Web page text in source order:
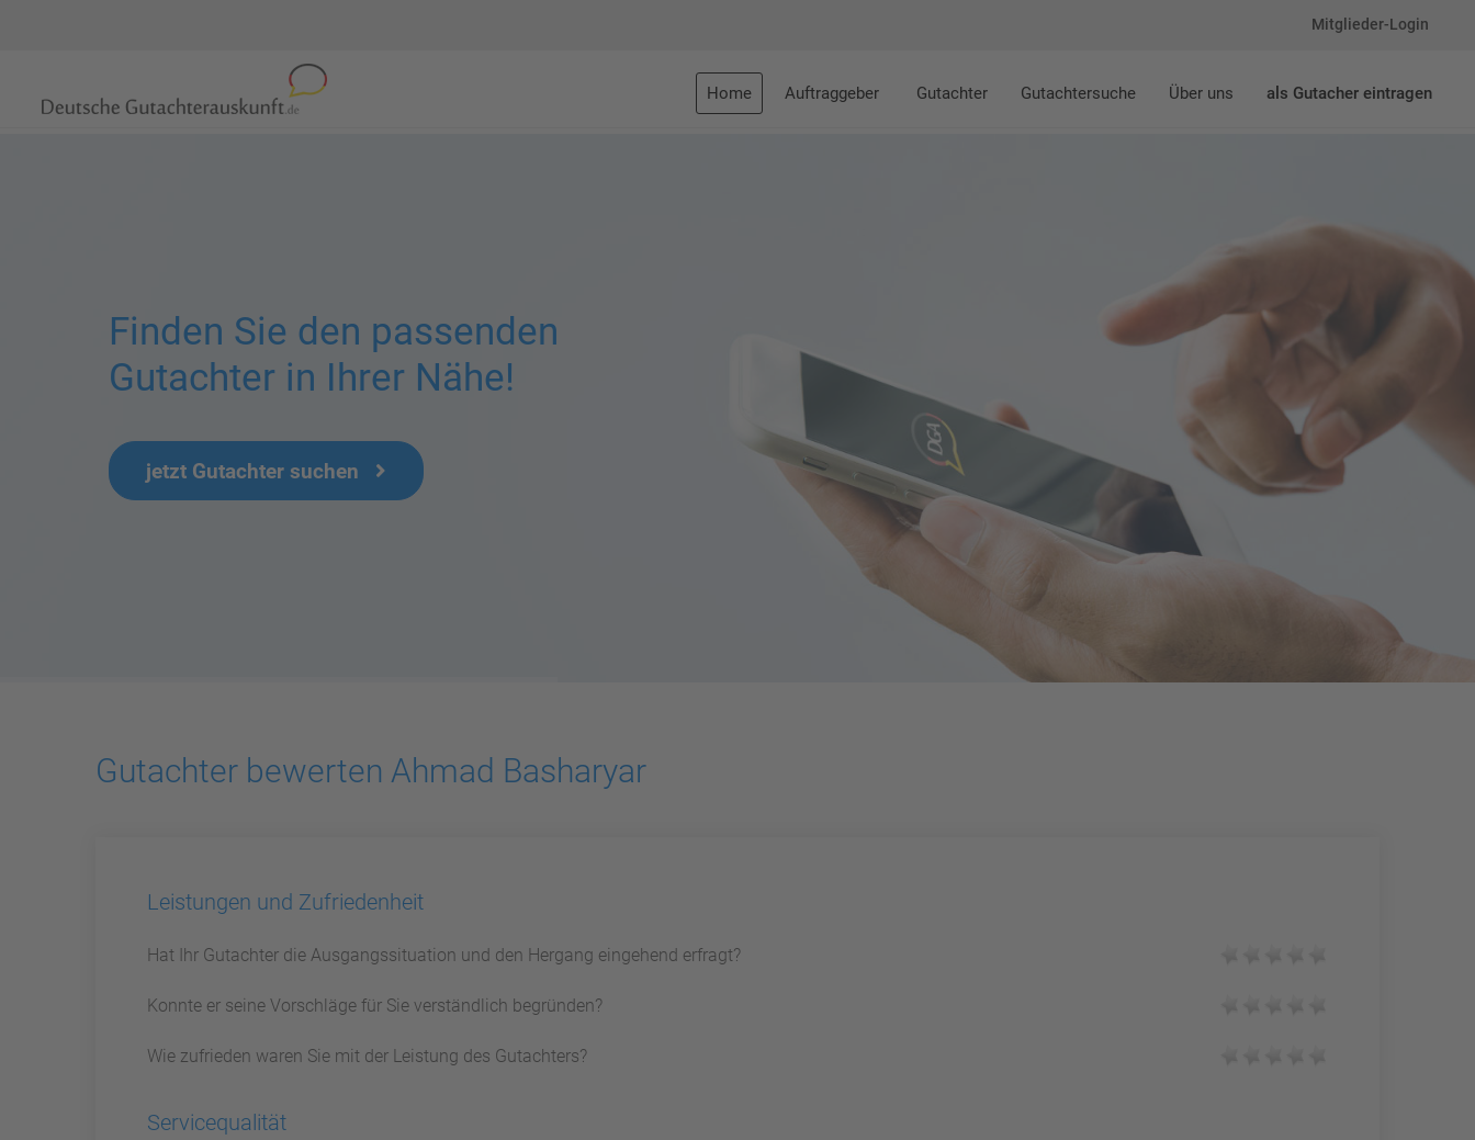
Mitglieder-Login
Home Auftraggeber Gutachter Gutachtersuche Über uns als Gutacher eintragen
Finden Sie den passenden
Gutachter in Ihrer Nähe!
jetzt Gutachter suchen
Gutachter bewerten Ahmad Basharyar
Leistungen und Zufriedenheit
Hat Ihr Gutachter die Ausgangssituation und den Hergang eingehend erfragt?
Konnte er seine Vorschläge für Sie verständlich begründen?
Wie zufrieden waren Sie mit der Leistung des Gutachters?
Servicequalität